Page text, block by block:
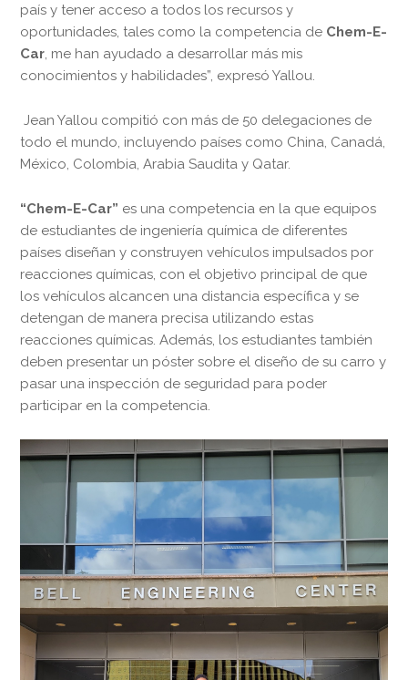
país y tener acceso a todos los recursos y
oportunidades, tales como la competencia de Chem-E-
Car , me han ayudado a desarrollar más mis
conocimientos y habilidades”, expresó Yallou.
Jean Yallou compitió con más de 50 delegaciones de
todo el mundo, incluyendo países como China, Canadá,
México, Colombia, Arabia Saudita y Qatar.
“Chem-E-Car” es una competencia en la que equipos
de estudiantes de ingeniería química de diferentes
países diseñan y construyen vehículos impulsados por
reacciones químicas, con el objetivo principal de que
los vehículos alcancen una distancia específica y se
detengan de manera precisa utilizando estas
reacciones químicas. Además, los estudiantes también
deben presentar un póster sobre el diseño de su carro y
pasar una inspección de seguridad para poder
participar en la competencia.